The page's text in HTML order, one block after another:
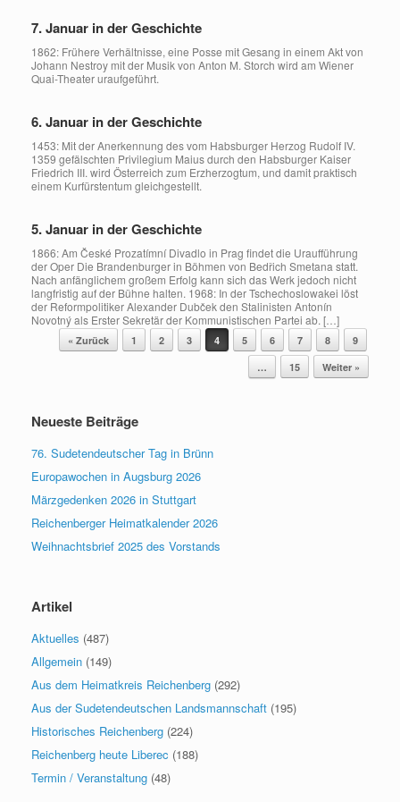
7. Januar in der Geschichte
1862: Frühere Verhältnisse, eine Posse mit Gesang in einem Akt von
Johann Nestroy mit der Musik von Anton M. Storch wird am Wiener
Quai-Theater uraufgeführt.
6. Januar in der Geschichte
1453: Mit der Anerkennung des vom Habsburger Herzog Rudolf IV.
1359 gefälschten Privilegium Maius durch den Habsburger Kaiser
Friedrich III. wird Österreich zum Erzherzogtum, und damit praktisch
einem Kurfürstentum gleichgestellt.
5. Januar in der Geschichte
1866: Am České Prozatímní Divadlo in Prag findet die Uraufführung
der Oper Die Brandenburger in Böhmen von Bedřich Smetana statt.
Nach anfänglichem großem Erfolg kann sich das Werk jedoch nicht
langfristig auf der Bühne halten. 1968: In der Tschechoslowakei löst
der Reformpolitiker Alexander Dubček den Stalinisten Antonín
Novotný als Erster Sekretär der Kommunistischen Partei ab. […]
Beitragsnavigation
« Zurück 1 2 3 4 5 6 7 8
9
…
15 Weiter »
Neueste Beiträge
76. Sudetendeutscher Tag in Brünn
Europawochen in Augsburg 2026
Märzgedenken 2026 in Stuttgart
Reichenberger Heimatkalender 2026
Weihnachtsbrief 2025 des Vorstands
Artikel
Aktuelles (487)
Allgemein (149)
Aus dem Heimatkreis Reichenberg (292)
Aus der Sudetendeutschen Landsmannschaft (195)
Historisches Reichenberg (224)
Reichenberg heute Liberec (188)
Termin / Veranstaltung (48)